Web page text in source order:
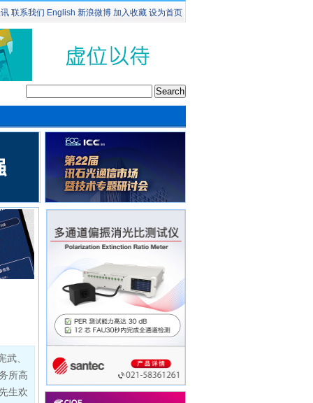
联系我们 English 新浪微博 加入收藏 设为首页
、
所高
生欢